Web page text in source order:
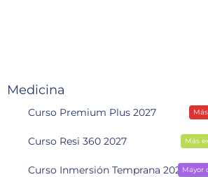
Medicina
Curso Premium Plus 2027
Curso Resi 360 2027 Más
Curso Inmersión Temprana 2028Mayor